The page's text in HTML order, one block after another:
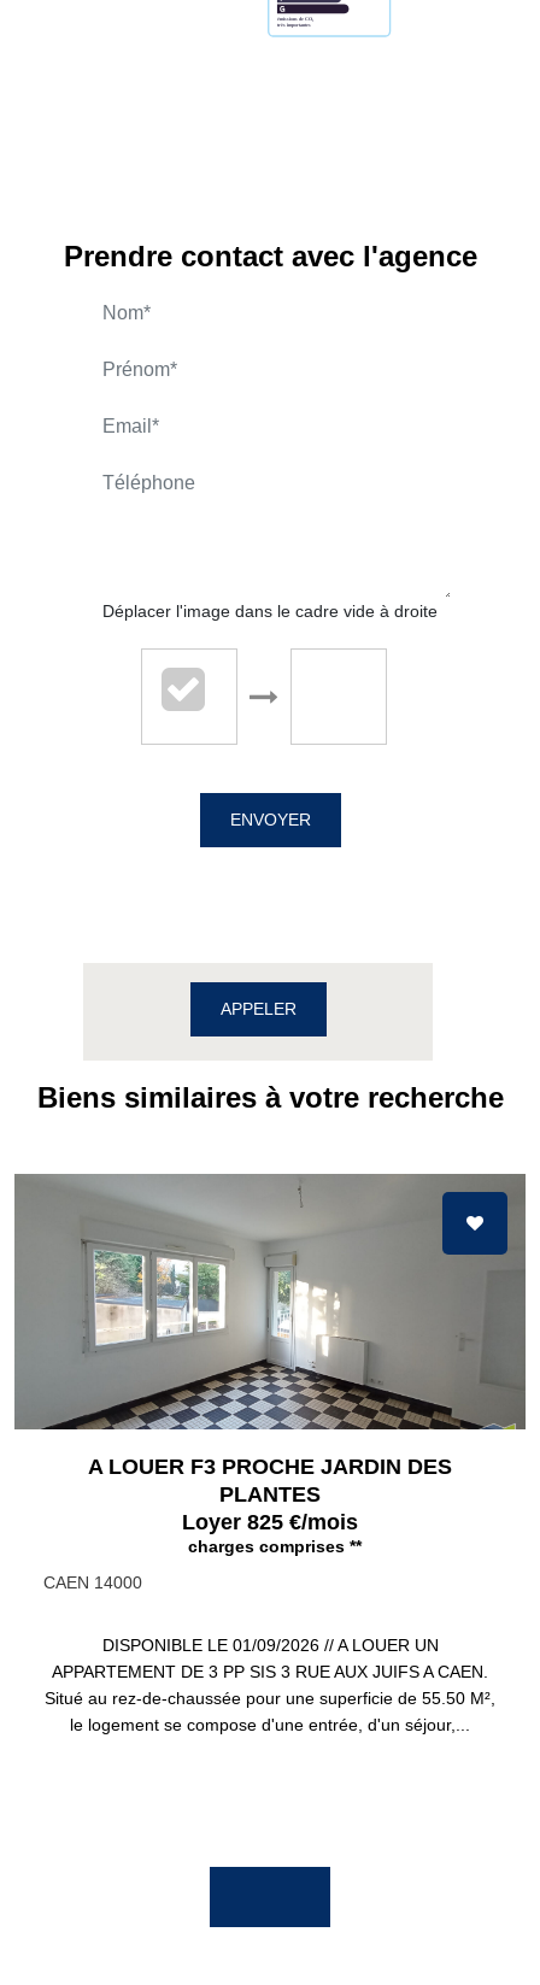
4 rue Saint Sauveur
APPELER
Prendre contact avec l'agence
Déplacer l'image dans le cadre vide à droite
ENVOYER
Biens similaires à votre recherche
A LOUER F3 PROCHE JARDIN DES
PLANTES
Loyer 825 €/mois
charges comprises **
CAEN 14000
DISPONIBLE LE 01/09/2026 // A LOUER UN
APPARTEMENT DE 3 PP SIS 3 RUE AUX JUIFS A CAEN.
Situé au rez-de-chaussée pour une superficie de 55.50 M²,
le logement se compose d'une entrée, d'un séjour,...